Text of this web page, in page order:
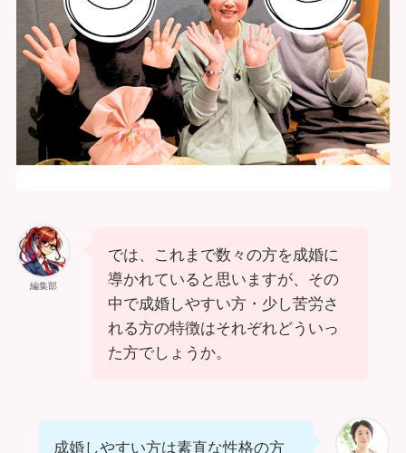
編集部
では、これまで数々の方を成婚に
導かれていると思いますが、その
中で成婚しやすい方・少し苦労さ
れる方の特徴はそれぞれどういっ
た方でしょうか。
成婚しやすい方は素直な性格の方